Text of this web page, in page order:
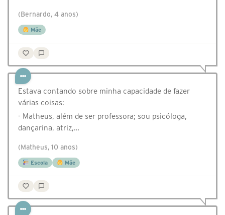
(Bernardo, 4 anos)
Mãe
Estava contando sobre minha capacidade de fazer
várias coisas:
- Matheus, além de ser professora; sou psicóloga,
dançarina, atriz,…
(Matheus, 10 anos)
Escola Mãe